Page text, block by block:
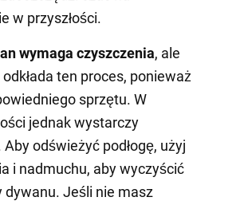
w przyszłości.
wymaga czyszczenia, ale
ten proces, ponieważ
sprzętu. W
jednak wystarczy
odświeżyć podłogę, użyj
i nadmuchu, aby wyczyścić
dywanu. Jeśli nie masz